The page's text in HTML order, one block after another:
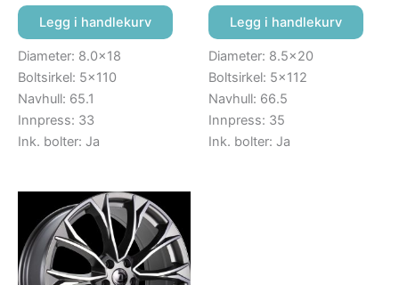
Legg i handlekurv
Diameter: 8.0×18
Boltsirkel: 5×110
Navhull: 65.1
Innpress: 33
Ink. bolter: Ja
Legg i handlekurv
Diameter: 8.5×20
Boltsirkel: 5×112
Navhull: 66.5
Innpress: 35
Ink. bolter: Ja